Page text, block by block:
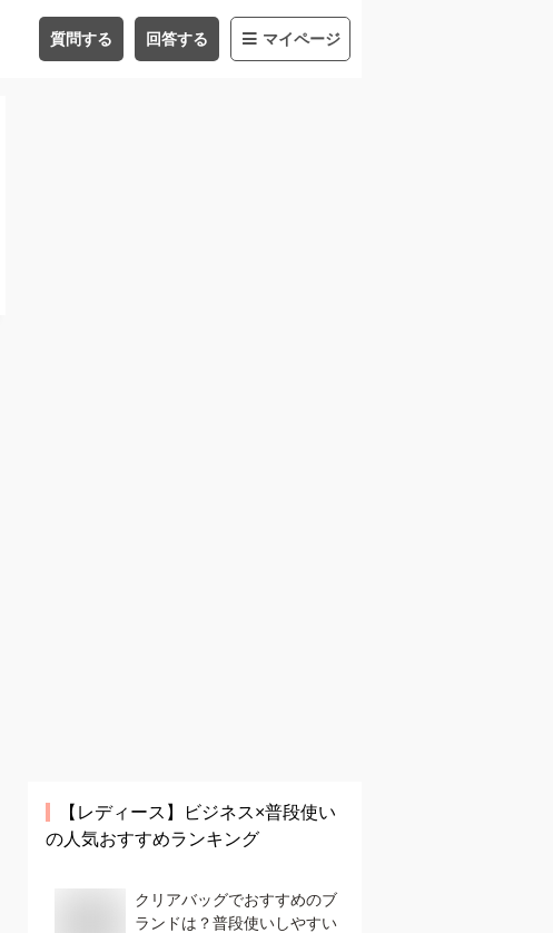
質問する 回答する マイページ
【レディース】
ビジネス×普段使い
の人気おすすめランキング
クリアバッグでおすすめのブ
ランドは？普段使いしやすい